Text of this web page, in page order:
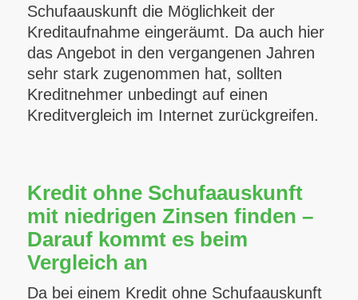
Schufaauskunft die Möglichkeit der
Kreditaufnahme eingeräumt. Da auch hier
das Angebot in den vergangenen Jahren
sehr stark zugenommen hat, sollten
Kreditnehmer unbedingt auf einen
Kreditvergleich im Internet zurückgreifen.
Kredit ohne Schufaauskunft
mit niedrigen Zinsen finden –
Darauf kommt es beim
Vergleich an
Da bei einem Kredit ohne Schufaauskunft